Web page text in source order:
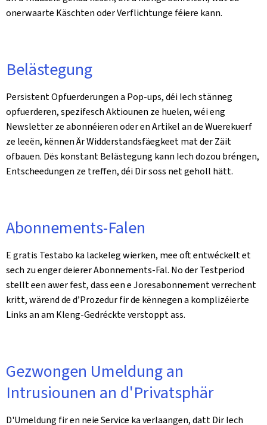
onerwaarte Käschten oder Verflichtunge féiere kann.
Belästegung
Persistent Opfuerderungen a Pop-ups, déi Iech stänneg
opfuerderen, spezifesch Aktiounen ze huelen, wéi eng
Newsletter ze abonnéieren oder en Artikel an de Wuerekuerf
ze leeën, kënnen Är Widderstandsfäegkeet mat der Zäit
ofbauen. Dës konstant Belästegung kann Iech dozou bréngen,
Entscheedungen ze treffen, déi Dir soss net geholl hätt.
Abonnements-Falen
E gratis Testabo ka lackeleg wierken, mee oft entwéckelt et
sech zu enger deierer Abonnements-Fal. No der Testperiod
stellt een awer fest, dass een e Joresabonnement verrechent
kritt, wärend de d’Prozedur fir de kënnegen a komplizéierte
Links an am Kleng-Gedréckte verstoppt ass.
Gezwongen Umeldung an
Intrusiounen an d'Privatsphär
D'Umeldung fir en neie Service ka verlaangen, datt Dir Iech